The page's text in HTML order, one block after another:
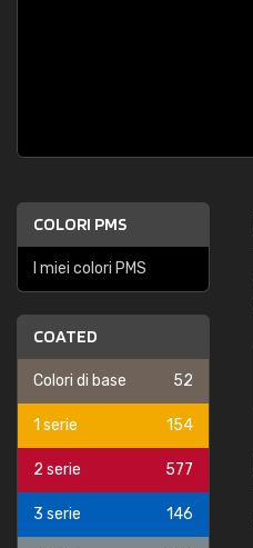
COLORI PMS
I miei colori PMS
COATED
Colori di base 52
1 serie 154
2 serie 577
3 serie 146